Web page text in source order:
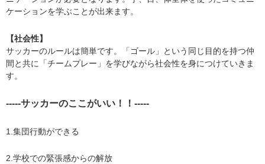
ケーションを学ぶことが出来ます。
【​社会性】
サッカーのルールは簡単です。「ゴール」という同じ目的を持つ仲
間と共に「チームプレー」を学びながら社会性を身につけていきま
す。
-----サッカーのここがいい！！-----
1.集団行動ができる
2.学校での緊張感からの解放